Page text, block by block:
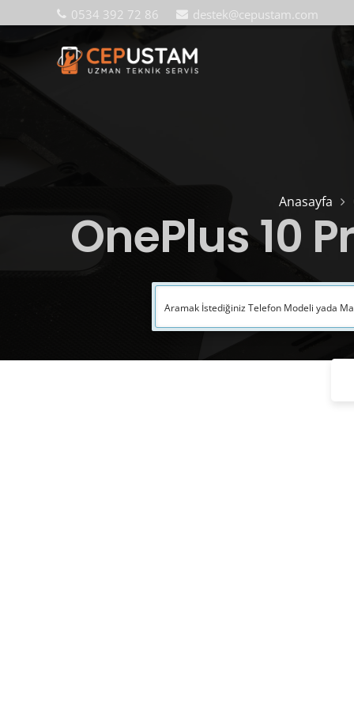
0534 392 72 86 destek@cepustam.com
Anasayfa
OnePlus 10